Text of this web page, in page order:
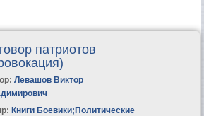
патриотов
Левашов Виктор
Книги Боевики; Политические